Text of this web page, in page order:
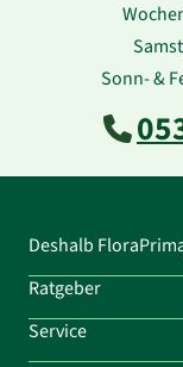
Sonn- &
Deshalb
Ratgeber
Service